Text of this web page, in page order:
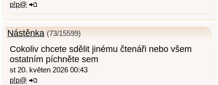
p!p@
Nástěnka (73/15599)
Cokoliv chcete sdělit jinému čtenáři nebo všem
ostatním píchněte sem
st 20. květen 2026 00:43
p!p@